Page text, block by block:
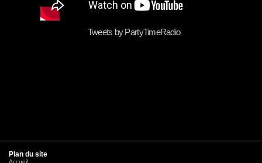
Tweets by PartyTimeRadio
Plan du site